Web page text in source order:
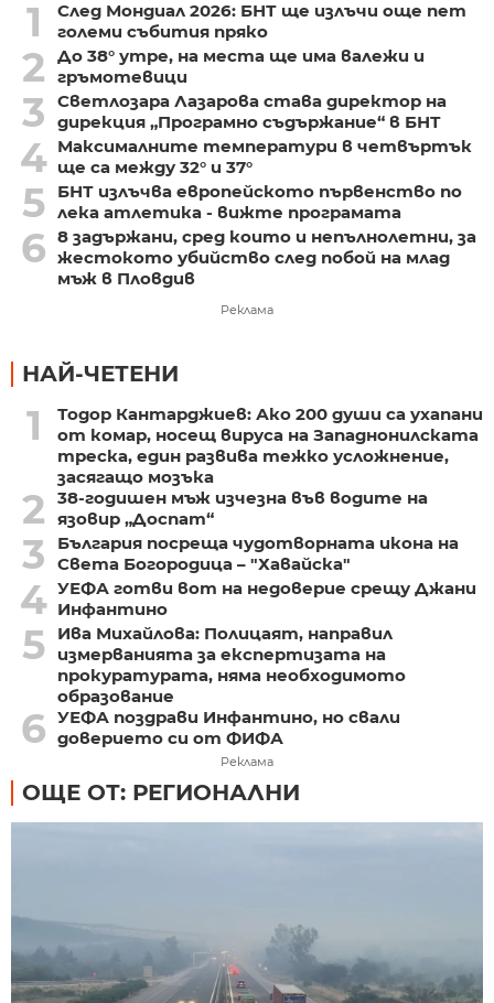
1
След Мондиал 2026: БНТ ще излъчи още пет
големи събития пряко
2
До 38° утре, на места ще има валежи и
гръмотевици
3
Светлозара Лазарова става директор на
дирекция „Програмно съдържание“ в БНТ
4 Максималните температури в четвъртък
ще са между 32° и 37°
5
БНТ излъчва европейското първенство по
лека атлетика - вижте програмата
6 8 задържани, сред които и непълнолетни, за
жестокото убийство след побой на млад
мъж в Пловдив
Реклама
НАЙ-ЧЕТЕНИ
1
Тодор Кантарджиев: Ако 200 души са ухапани
от комар, носещ вируса на Западнонилската
треска, един развива тежко усложнение,
засягащо мозъка
2
38-годишен мъж изчезна във водите на
язовир „Доспат“
3
България посреща чудотворната икона на
Света Богородица – "Хавайска"
4 УЕФА готви вот на недоверие срещу Джани
Инфантино
5
Ива Михайлова: Полицаят, направил
измерванията за експертизата на
прокуратурата, няма необходимото
образование
6 УЕФА поздрави Инфантино, но свали
доверието си от ФИФА
Реклама
ОЩЕ ОТ: РЕГИОНАЛНИ